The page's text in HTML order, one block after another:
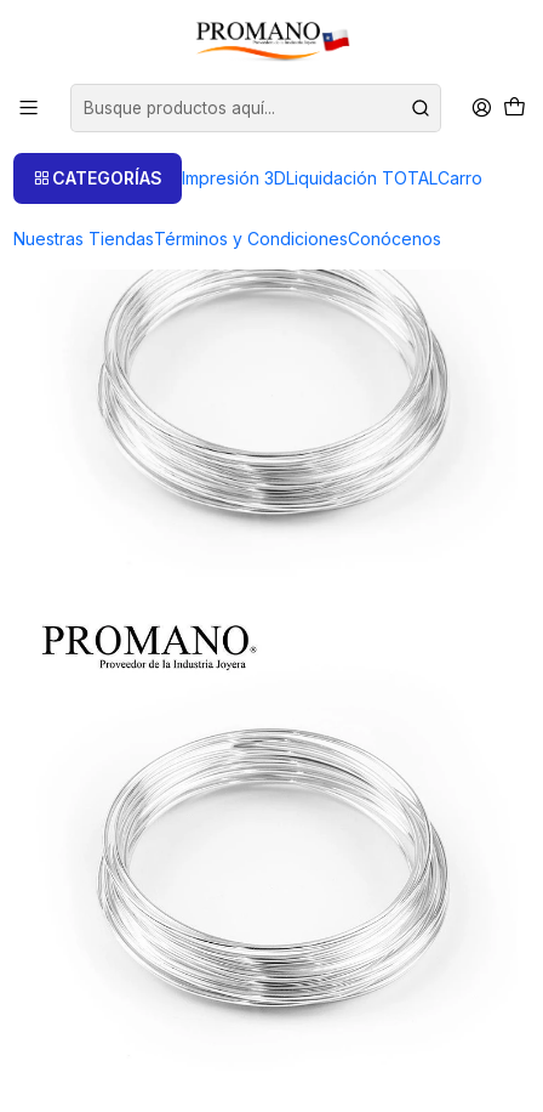
CATEGORÍAS Impresión 3DLiquidación TOTALCarro
Nuestras TiendasTérminos y CondicionesConócenos
Semielaborados Plata
ALAMBRE REDONDO DIAMETRO 0.50 - (25GRS.)